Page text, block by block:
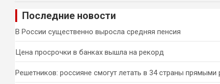
и
Последние новости
В России существенно выросла средняя пенсия
Цена просрочки в банках вышла на рекорд
Решетников: россияне смогут летать в 34 страны прямыми